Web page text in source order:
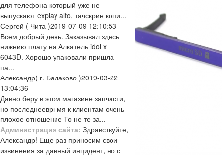
для телефона который уже не
выпускают explay alto, тачскрин копи...
Сергей ( Чита )2019-07-09 12:10:53
Всем добрый день. Заказывал здесь
нижнию плату на Алкатель idol x
6043D. Хорошо упаковали пришла
па...
Александр( г. Балаково )2019-03-22
13:04:36
Давно беру в этом магазине запчасти,
но последнееврнмя к клиентам очень
плохое отношение То не те за...
Администрация сайта: Здравствуйте,
Александр! Еще раз приносим свои
извинения за данный инцидент, но с